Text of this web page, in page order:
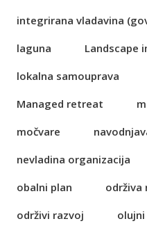
integrirana vladavina
laguna
Landscape
lokalna samouprava
Managed retreat
močvare
nevladina organizacija
obalni plan
održiva
održivi razvoj